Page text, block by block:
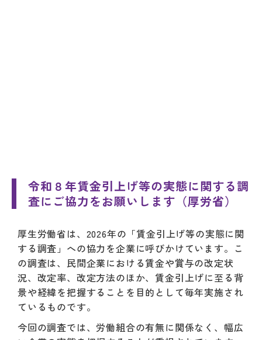
令和８年賃金引上げ等の実態に関する調
査にご協力をお願いします（厚労省）
厚生労働省は、2026年の「賃金引上げ等の実態に関
する調査」への協力を企業に呼びかけています。こ
の調査は、民間企業における賃金や賞与の改定状
況、改定率、改定方法のほか、賃金引上げに至る背
景や経緯を把握することを目的として毎年実施され
ているものです。
今回の調査では、労働組合の有無に関係なく、幅広